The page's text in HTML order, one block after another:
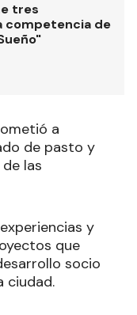
tres
competencia de
a
de pasto y
las
y
que
socio
ciudad.